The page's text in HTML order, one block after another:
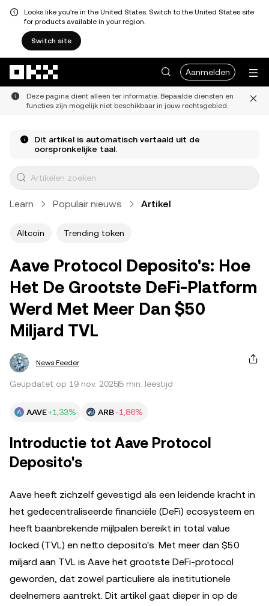
Looks like you're in the United States. Switch to the United States site
for products available in your region.
Switch site
Aanmelden
Deze pagina dient alleen ter informatie. Bepaalde diensten en
functies zijn mogelijk niet beschikbaar in jouw rechtsgebied.
Dit artikel is automatisch vertaald uit de
oorspronkelijke taal.
Learn Populair nieuws Artikel
Altcoin Trending token
Aave Protocol Deposito's: Hoe
Het De Grootste DeFi-Platform
Werd Met Meer Dan $50
Miljard TVL
News Feeder
Geüpdatet op 19 nov. 20255 min. leestijd
AAVE+1,33% ARB-1,86%
Introductie tot Aave Protocol
Deposito's
Aave heeft zichzelf gevestigd als een leidende kracht in
het gedecentraliseerde financiële (DeFi) ecosysteem en
heeft baanbrekende mijlpalen bereikt in total value
locked (TVL) en netto deposito's. Met meer dan $50
miljard aan TVL is Aave het grootste DeFi-protocol
geworden, dat zowel particuliere als institutionele
deelnemers aantrekt. Dit artikel gaat dieper in op de